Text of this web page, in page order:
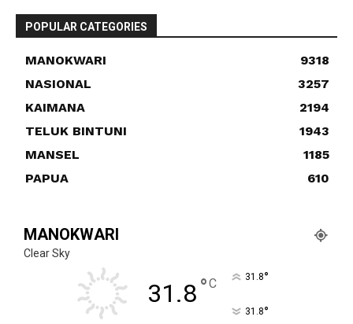
POPULAR CATEGORIES
MANOKWARI
9318
NASIONAL
3257
KAIMANA
2194
TELUK BINTUNI
1943
MANSEL
1185
PAPUA
610
MANOKWARI
Clear Sky
31.8°C 31.8°
31.8°